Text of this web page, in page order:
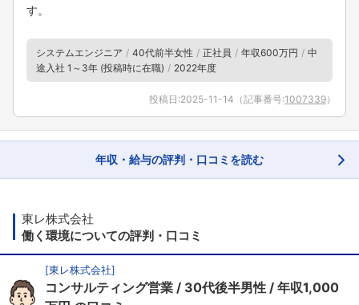
す。
システムエンジニア 40代前半女性 正社員 年収600万円
中
途入社 1～3年 (投稿時に在職)
2022年度
投稿日:2025-11-14 （記事番号:1007339）
年収・給与の評判・口コミを読む
東レ株式会社
働く環境についての評判・口コミ
[東レ株式会社]
コンサルティング営業 30代後半男性
年収1,000